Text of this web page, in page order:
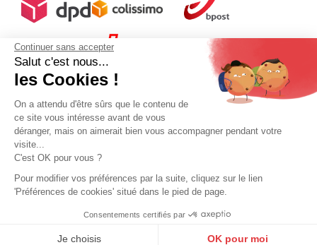
Continuer sans accepter
Salut c'est nous...
les Cookies !
On a attendu d'être sûrs que le contenu de
ce site vous intéresse avant de vous
déranger, mais on aimerait bien vous accompagner pendant votre
visite...
C'est OK pour vous ?
Pour modifier vos préférences par la suite, cliquez sur le lien
'Préférences de cookies' situé dans le pied de page.
Consentements certifiés par
Je choisis OK pour moi
Ajouter au panier
Gestion des données personnelles